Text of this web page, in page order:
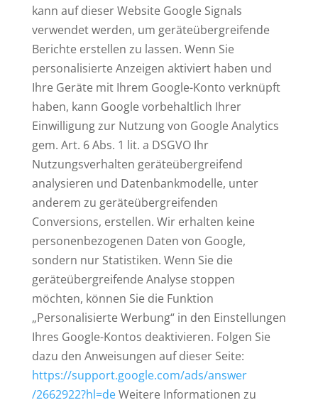
kann auf dieser Website Google Signals
verwendet werden, um geräteübergreifende
Berichte erstellen zu lassen. Wenn Sie
personalisierte Anzeigen aktiviert haben und
Ihre Geräte mit Ihrem Google-Konto verknüpft
haben, kann Google vorbehaltlich Ihrer
Einwilligung zur Nutzung von Google Analytics
gem. Art. 6 Abs. 1 lit. a DSGVO Ihr
Nutzungsverhalten geräteübergreifend
analysieren und Datenbankmodelle, unter
anderem zu geräteübergreifenden
Conversions, erstellen. Wir erhalten keine
personenbezogenen Daten von Google,
sondern nur Statistiken. Wenn Sie die
geräteübergreifende Analyse stoppen
möchten, können Sie die Funktion
„Personalisierte Werbung“ in den Einstellungen
Ihres Google-Kontos deaktivieren. Folgen Sie
dazu den Anweisungen auf dieser Seite:
https://support.google.com/ads/answer
/2662922?hl=deWeitere Informationen zu